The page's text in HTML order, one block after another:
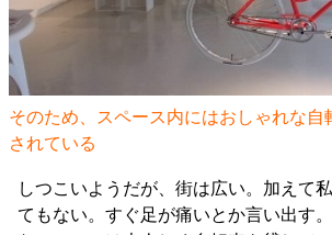
そのため、スペース内にはおしゃれな自
されている
しつこいようだが、街は広い。加えて
てもない。すぐ足が痛いとか言い出す。